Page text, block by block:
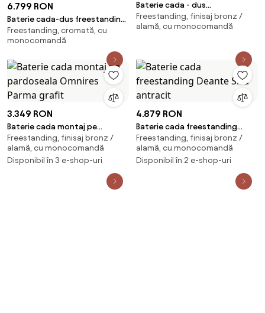
6.799 RON
Baterie cada-dus freestanding
Hansgrohe Tecturis S finisaj
crom lucios fara corp ingropat
Freestanding, cromată, cu
monocomandă
Baterie cada - dus
freestanding Rea Carat auriu
periat
Freestanding, finisaj bronz /
alamă, cu monocomandă
3.349 RON
Baterie cada montaj pe
pardoseala Omnires Parma
grafit
Freestanding, finisaj bronz /
alamă, cu monocomandă
Disponibil în 3 e-shop-uri
4.879 RON
Baterie cada freestanding
Deante Silia antracit
Freestanding, finisaj bronz /
alamă, cu monocomandă
Disponibil în 2 e-shop-uri